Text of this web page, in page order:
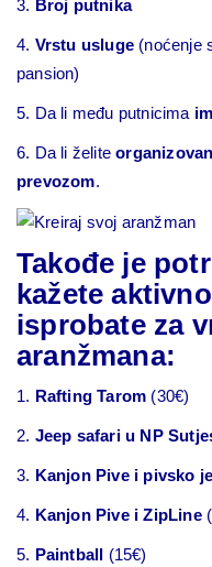
3. Broj putnika
4. Vrstu usluge (noćenje
pansion)
5. Da li među putnicima
6. Da li želite
prevozom.
Takođe je
kažete
isprobateza
aranžmana:
1. Rafting Tarom (30€)
2. Jeep safari u NP
3. Kanjon Pive i pivsko
4. Kanjon Pive i ZipLine
5. Paintball (15€)